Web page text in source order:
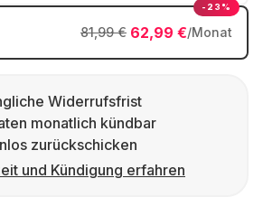
62,99 €/Monat
81,99 €
-23%
Widerrufsfrist
monatlich kündbar
zurückschicken
und Kündigung erfahren